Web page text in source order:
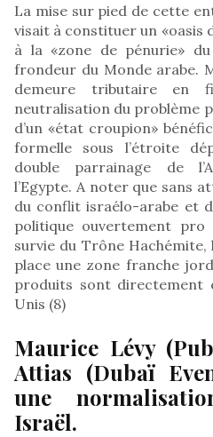
La mise sur pied de cette
visait à constituer un «oasis
à la «zone de pénurie»
frondeur du Monde arabe.
demeure tributaire
neutralisation du problème
d’un «état croupion»
formelle sous l’étroite
double parrainage de
l’Egypte. A noter que sans
du conflit israélo-arabe et
politique ouvertement pro
survie du Trône Hachémite,
place une zone franche
produits sont directement
Unis (8)
Maurice Lévy
Attias (Dubaï
une
Israël.